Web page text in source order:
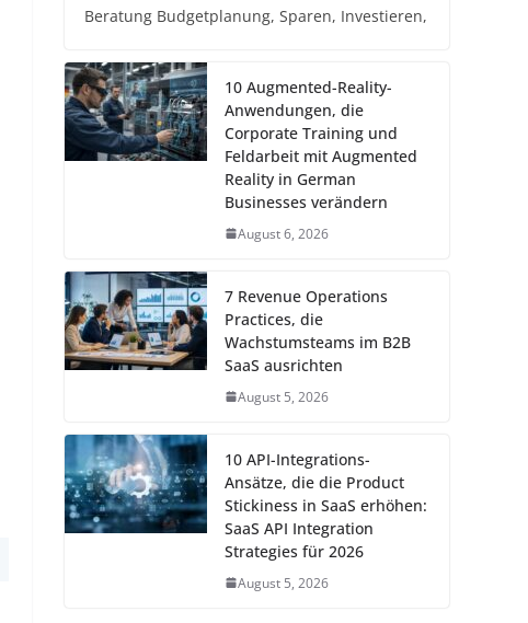
Beratung Budgetplanung, Sparen, Investieren,
10 Augmented-Reality-
Anwendungen, die
Corporate Training und
Feldarbeit mit Augmented
Reality in German
Businesses verändern
August 6, 2026
7 Revenue Operations
Practices, die
Wachstumsteams im B2B
SaaS ausrichten
August 5, 2026
10 API-Integrations-
Ansätze, die die Product
Stickiness in SaaS erhöhen:
SaaS API Integration
Strategies für 2026
August 5, 2026